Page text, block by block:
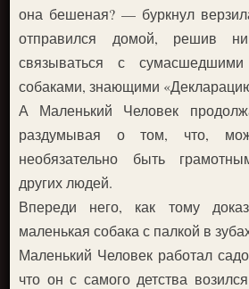
она бешеная? — буркнул
отправился домой, решив
связываться с
собаками, знающими
А Маленький Человек
раздумывая о том, что,
необязательно быть
других людей.
Впереди него, как тому
маленькая собака с палкой в
Маленький Человек работал
что он с самого детства